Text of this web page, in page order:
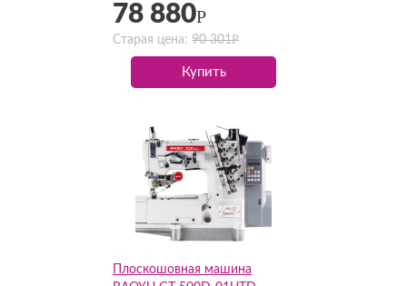
78 880Р
Старая цена: 90 301Р
Купить
Плоскошовная машина